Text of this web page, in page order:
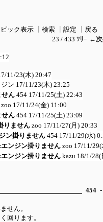
ピック表示 検索 設定
戻る
23 / 433 ﾂﾘｰ ←次
11/23(木) 20:47
ジン 17/11/23(木) 23:25
せん 454 17/11/25(土) 22:43
zoo 17/11/24(金) 11:00
せん 454 17/11/25(土) 23:09
りません zoo 17/11/27(月) 20:33
ン掛りません 454 17/11/29(水)
エンジン掛りません zoo 17/11/29(
エンジン掛りません kazu 18/1/28(
454
せん。
回ります。